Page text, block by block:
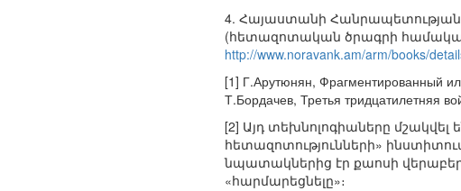
4. Հայաստանի Հանրապետության
(հետազոտական ծրագրի
http://www.noravank.am/arm/books/
[1] Г.Арутюнян, Фрагментированный
Т.Бордачев, Третья тридцатилетняя
[2] Այդ տեխնոլոգիաները
հետազոտությունների»
նպատակներից էր քաոսի
«հարմարեցնելը»։